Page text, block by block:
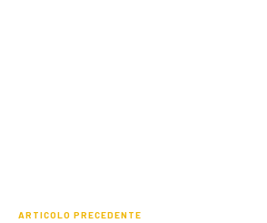
ARTICOLO PRECEDENTE